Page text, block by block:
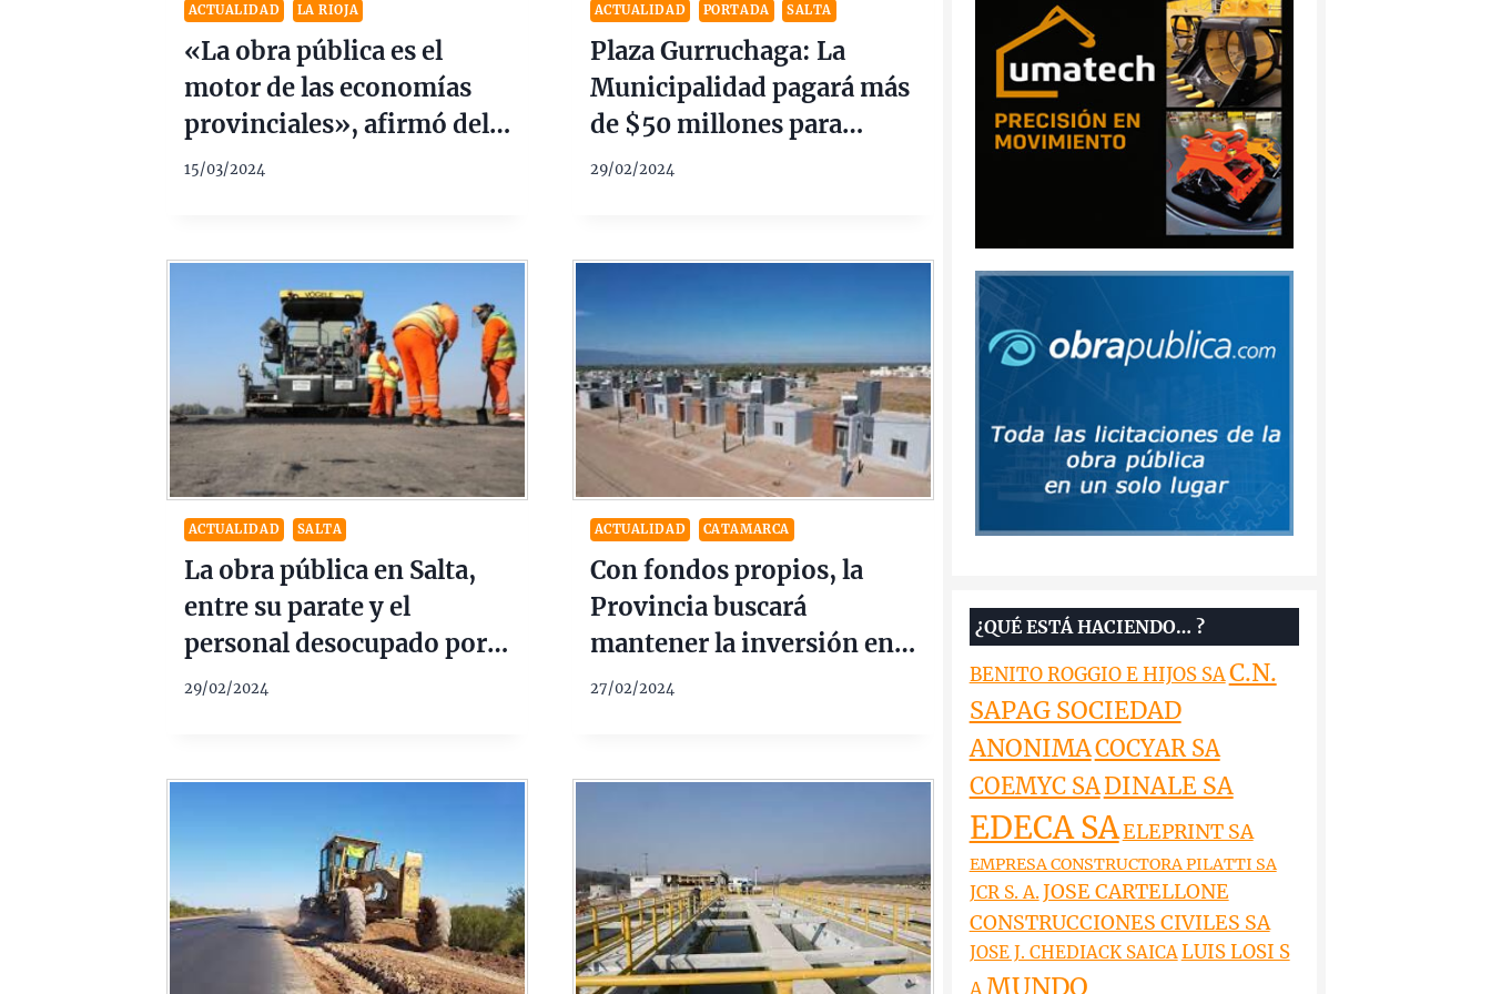
ACTUALIDAD LA RIOJA
«La obra pública es el
motor de las economías
provinciales», afirmó del
Moral
15/03/2024
ACTUALIDAD PORTADA SALTA
Plaza Gurruchaga: La
Municipalidad pagará más
de $50 millones para
ampliar el desagüe pluvial
29/02/2024
ACTUALIDAD SALTA
La obra pública en Salta,
entre su parate y el
personal desocupado por
el ajuste de Nación
29/02/2024
ACTUALIDAD CATAMARCA
Con fondos propios, la
Provincia buscará
mantener la inversión en
viviendas
27/02/2024
¿QUÉ ESTÁ HACIENDO… ?
BENITO ROGGIO E HIJOS SAC.N.
SAPAG SOCIEDAD
ANONIMACOCYAR SA
COEMYC SADINALE SA
EDECA SAELEPRINT SA
EMPRESA CONSTRUCTORA PILATTI SA
JCR S. A.JOSE CARTELLONE
CONSTRUCCIONES CIVILES SA
JOSE J. CHEDIACK SAICALUIS LOSI S
MUNDO